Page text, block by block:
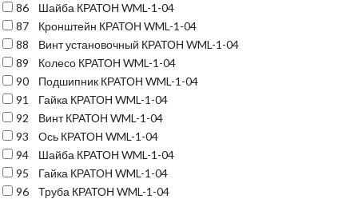
86
Шайба КРАТОН WML-1-04
87
Кронштейн КРАТОН WML-1-04
88
Винт установочный КРАТОН WML-1-04
89
Колесо КРАТОН WML-1-04
90
Подшипник КРАТОН WML-1-04
91
Гайка КРАТОН WML-1-04
92
Винт КРАТОН WML-1-04
93
Ось КРАТОН WML-1-04
94
Шайба КРАТОН WML-1-04
95
Гайка КРАТОН WML-1-04
96
Труба КРАТОН WML-1-04